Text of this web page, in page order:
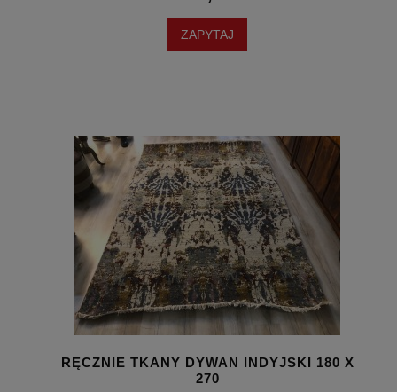
ZAPYTAJ
RĘCZNIE TKANY DYWAN INDYJSKI 180 X
270